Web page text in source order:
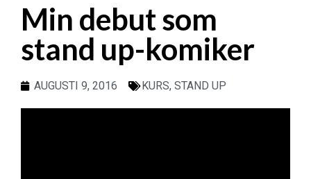
Min debut som
stand up-komiker
AUGUSTI 9, 2016 KURS, STAND UP